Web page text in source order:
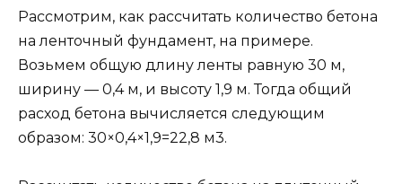
Рассмотрим, как рассчитать количество бетона
на ленточный фундамент, на примере.
Возьмем общую длину ленты равную 30 м,
ширину — 0,4 м, и высоту 1,9 м. Тогда общий
расход бетона вычисляется следующим
образом: 30×0,4×1,9=22,8 м3.